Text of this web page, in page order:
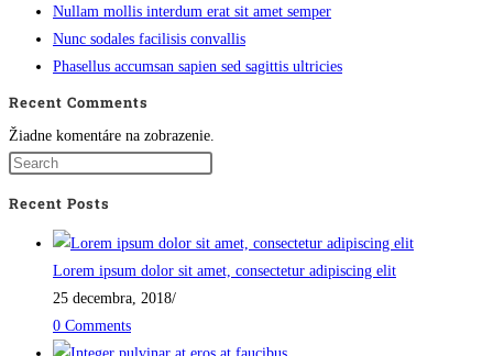
Nullam mollis interdum erat sit amet semper
Nunc sodales facilisis convallis
Phasellus accumsan sapien sed sagittis ultricies
Recent Comments
Žiadne komentáre na zobrazenie.
Recent Posts
Lorem ipsum dolor sit amet, consectetur adipiscing elit
25 decembra, 2018/
0 Comments